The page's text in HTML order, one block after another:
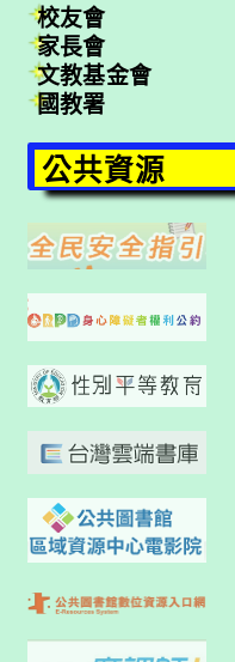
校友會
家長會
文教基金會
國教署
公共資源